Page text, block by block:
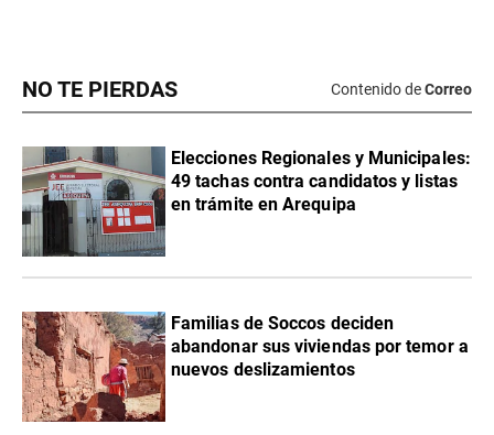
NO TE PIERDAS Contenido deCorreo
Elecciones Regionales y Municipales:
49 tachas contra candidatos y listas
en trámite en Arequipa
Familias de Soccos deciden
abandonar sus viviendas por temor a
nuevos deslizamientos